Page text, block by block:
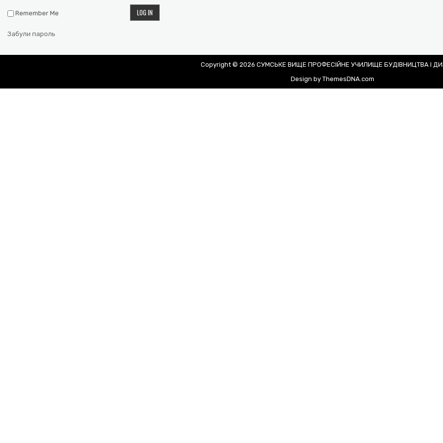
Remember Me
Забули пароль
Copyright © 2026 СУМСЬКЕ ВИЩЕ ПРОФЕСІЙНЕ УЧИЛИЩЕ БУДІВНИЦТВА І
Design by ThemesDNA.com